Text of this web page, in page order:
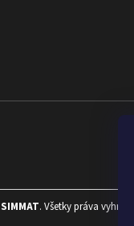
SIMMAT. Všetky práva